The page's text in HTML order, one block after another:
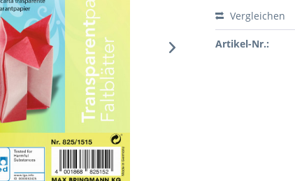
Vergleichen
Artikel-Nr.: